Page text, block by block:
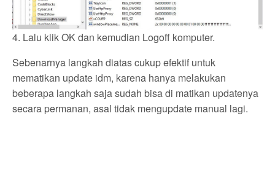
4. Lalu klik OK dan kemudian Logoff komputer.
Sebenarnya langkah diatas cukup efektif untuk
mematikan update idm, karena hanya melakukan
beberapa langkah saja sudah bisa di matikan updatenya
secara permanan, asal tidak mengupdate manual lagi.